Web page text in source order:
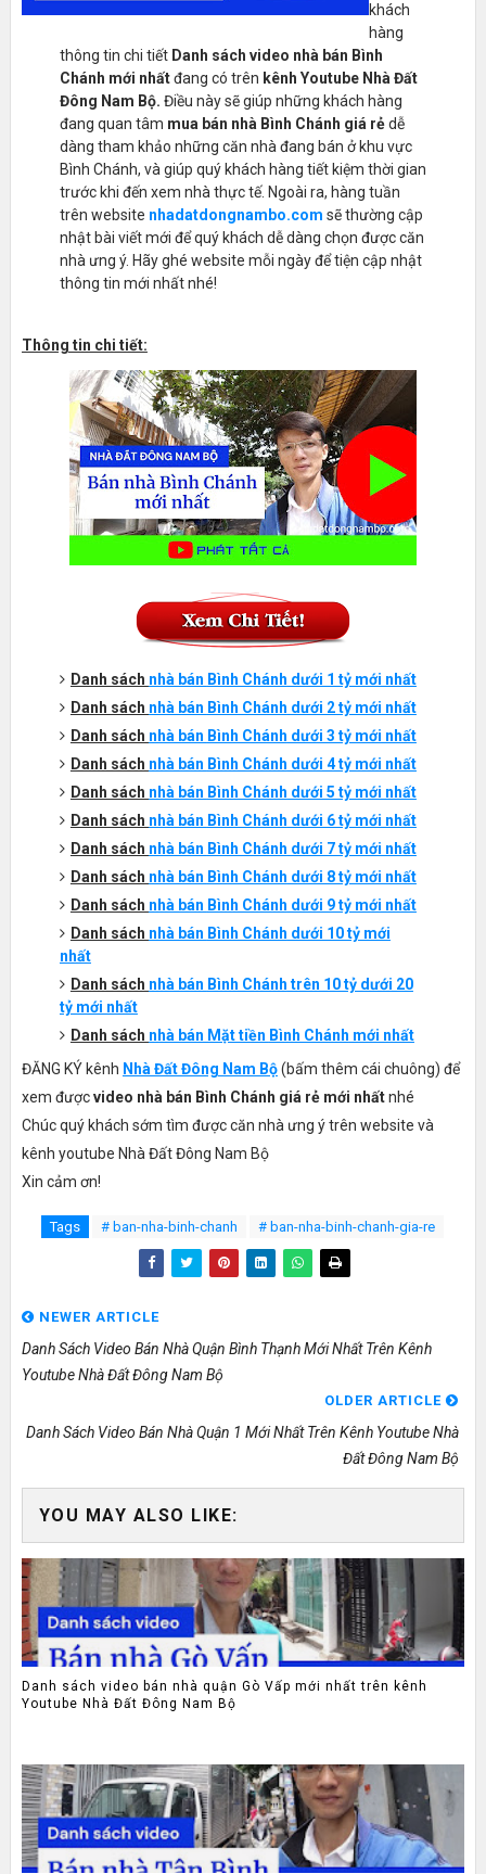
khách
hàng
thông tin chi tiết Danh sách video nhà bán Bình
Chánh mới nhấtđang có trên kênh Youtube Nhà Đất
Đông Nam Bộ. Điều này sẽ giúp những khách hàng
đang quan tâm mua bán nhà Bình Chánh giá rẻdễ
dàng tham khảo những căn nhà đang bán ở khu vực
Bình Chánh, và giúp quý khách hàng tiết kiệm thời gian
trước khi đến xem nhà thực tế. Ngoài ra, hàng tuần
trên website nhadatdongnambo.com sẽ thường cập
nhật bài viết mới để quý khách dễ dàng chọn được căn
nhà ưng ý. Hãy ghé website mỗi ngày để tiện cập nhật
thông tin mới nhất nhé!
Thông tin chi tiết:
Danh sách nhà bán Bình Chánh dưới 1 tỷ mới nhất
Danh sách nhà bán Bình Chánh dưới 2 tỷ mới nhất
Danh sách nhà bán Bình Chánh dưới 3 tỷ mới nhất
Danh sách nhà bán Bình Chánh dưới 4 tỷ mới nhất
Danh sách nhà bán Bình Chánh dưới 5 tỷ mới nhất
Danh sách nhà bán Bình Chánh dưới 6 tỷ mới nhất
Danh sách nhà bán Bình Chánh dưới 7 tỷ mới nhất
Danh sách nhà bán Bình Chánh dưới 8 tỷ mới nhất
Danh sách nhà bán Bình Chánh dưới 9 tỷ mới nhất
Danh sách nhà bán Bình Chánh dưới 10 tỷ mới
nhất
Danh sách nhà bán Bình Chánh trên 10 tỷ dưới 20
tỷ mới nhất
Danh sách nhà bán Mặt tiền Bình Chánh mới nhất
ĐĂNG KÝ kênh Nhà Đất Đông Nam Bộ(bấm thêm cái chuông) để
xem đượcvideo nhà bán Bình Chánh giá rẻ mới nhấtnhé
Chúc quý khách sớm tìm được căn nhà ưng ý trên website và
kênh youtube Nhà Đất Đông Nam Bộ
Xin cảm ơn!
Tags # ban-nha-binh-chanh # ban-nha-binh-chanh-gia-re
NEWER ARTICLE
Danh Sách Video Bán Nhà Quận Bình Thạnh Mới Nhất Trên Kênh
Youtube Nhà Đất Đông Nam Bộ
OLDER ARTICLE
Danh Sách Video Bán Nhà Quận 1 Mới Nhất Trên Kênh Youtube Nhà
Đất Đông Nam Bộ
YOU MAY ALSO LIKE:
Danh sách video bán nhà quận Gò Vấp mới nhất trên kênh
Youtube Nhà Đất Đông Nam Bộ